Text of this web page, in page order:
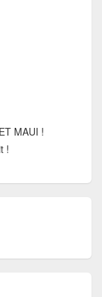
MAUI !
!